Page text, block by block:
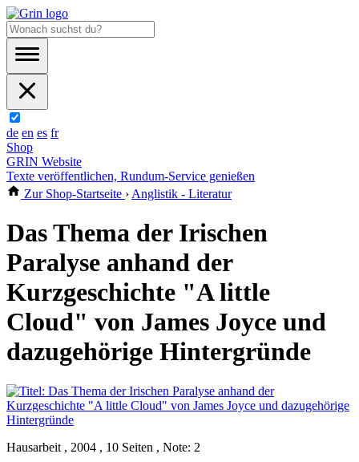
de en es fr
Shop
GRIN Website
Texte veröffentlichen, Rundum-Service genießen
Zur Shop-Startseite › Anglistik - Literatur
Das Thema der Irischen
Paralyse anhand der
Kurzgeschichte "A little
Cloud" von James Joyce und
dazugehörige Hintergründe
Hausarbeit , 2004 , 10 Seiten , Note: 2